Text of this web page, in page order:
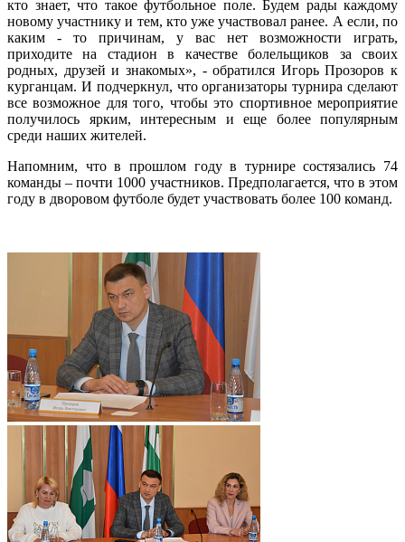
кто знает, что такое футбольное поле. Будем рады каждому
новому участнику и тем, кто уже участвовал ранее. А если, по
каким - то причинам, у вас нет возможности играть,
приходите на стадион в качестве болельщиков за своих
родных, друзей и знакомых», - обратился Игорь Прозоров к
курганцам. И подчеркнул, что организаторы турнира сделают
все возможное для того, чтобы это спортивное мероприятие
получилось ярким, интересным и еще более популярным
среди наших жителей.
Напомним, что в прошлом году в турнире состязались 74
команды – почти 1000 участников. Предполагается, что в этом
году в дворовом футболе будет участвовать более 100 команд.